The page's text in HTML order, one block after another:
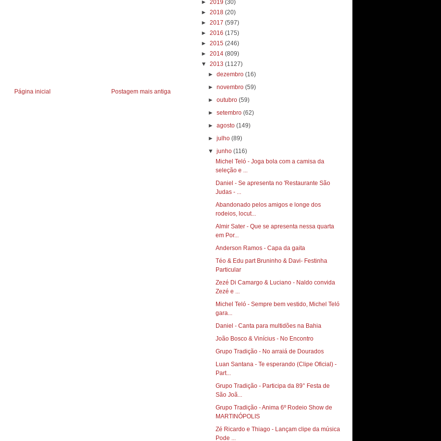
Postagem mais antiga
Página inicial
► 2019 (30)
► 2018 (20)
► 2017 (597)
► 2016 (175)
► 2015 (246)
► 2014 (809)
▼ 2013 (1127)
►dezembro(16)
►novembro(59)
►outubro(59)
►setembro(62)
►agosto(149)
►julho(89)
▼junho(116)
Michel Teló - Joga bola com a camisa da
seleção e ...
Daniel - Se apresenta no 'Restaurante São
Judas - ...
Abandonado pelos amigos e longe dos
rodeios, locut...
Almir Sater - Que se apresenta nessa quarta
em Por...
Anderson Ramos - Capa da gaita
Téo & Edu part Bruninho & Davi- Festinha
Particular
Zezé Di Camargo & Luciano - Naldo convida
Zezé e ...
Michel Teló - Sempre bem vestido, Michel Teló
gara...
Daniel - Canta para multidões na Bahia
João Bosco & Vinícius - No Encontro
Grupo Tradição - No arraiá de Dourados
Luan Santana - Te esperando (Clipe Oficial) -
Part...
Grupo Tradição - Participa da 89° Festa de
São Joã...
Grupo Tradição - Anima 6º Rodeio Show de
MARTINÓPOLIS
Zé Ricardo e Thiago - Lançam clipe da música
Pode ...